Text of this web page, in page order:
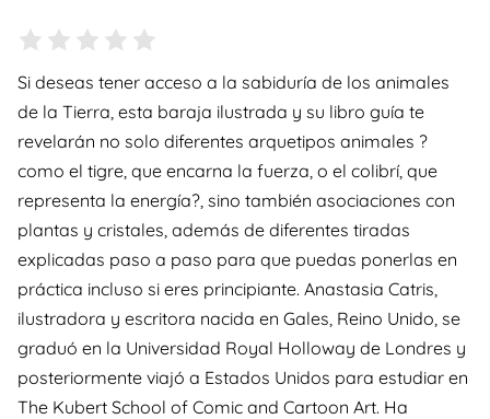
Si deseas tener acceso a la sabiduría de los animales
de la Tierra, esta baraja ilustrada y su libro guía te
revelarán no solo diferentes arquetipos animales ?
como el tigre, que encarna la fuerza, o el colibrí, que
representa la energía?, sino también asociaciones con
plantas y cristales, además de diferentes tiradas
explicadas paso a paso para que puedas ponerlas en
práctica incluso si eres principiante. Anastasia Catris,
ilustradora y escritora nacida en Gales, Reino Unido, se
graduó en la Universidad Royal Holloway de Londres y
posteriormente viajó a Estados Unidos para estudiar en
The Kubert School of Comic and Cartoon Art. Ha